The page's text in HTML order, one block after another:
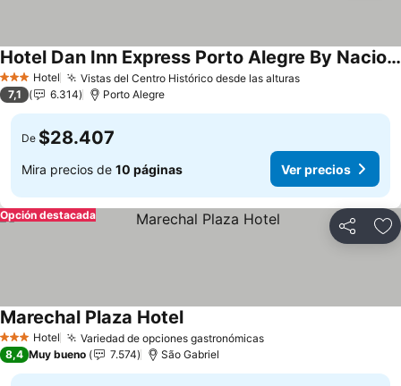
3 Estrellas
Hotel Vistas del Centro Histórico desde las alturas
Hotel Dan Inn Express Porto Alegre By Nacional Inn
7,1 6.314 Porto Alegre
De $28.407
Mira precios de 10 páginas Ver precios
Compartir
Opción destacada
3 Estrellas
Hotel Variedad de opciones gastronómicas
Marechal Plaza Hotel
8,4 Muy bueno 7.574 São Gabriel